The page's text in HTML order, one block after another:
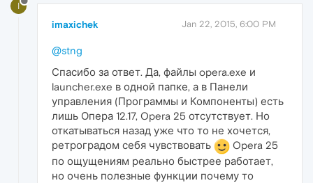
I
imaxichek Jan 22, 2015, 6:00 PM
@stng
Спасибо за ответ. Да, файлы opera.exe и
launcher.exe в одной папке, а в Панели
управления (Программы и Компоненты) есть
лишь Опера 12.17, Opera 25 отсутствует. Но
откатываться назад уже что то не хочется,
ретроградом себя чувствовать
Opera 25
по ощущениям реально быстрее работает,
но очень полезные функции почему то